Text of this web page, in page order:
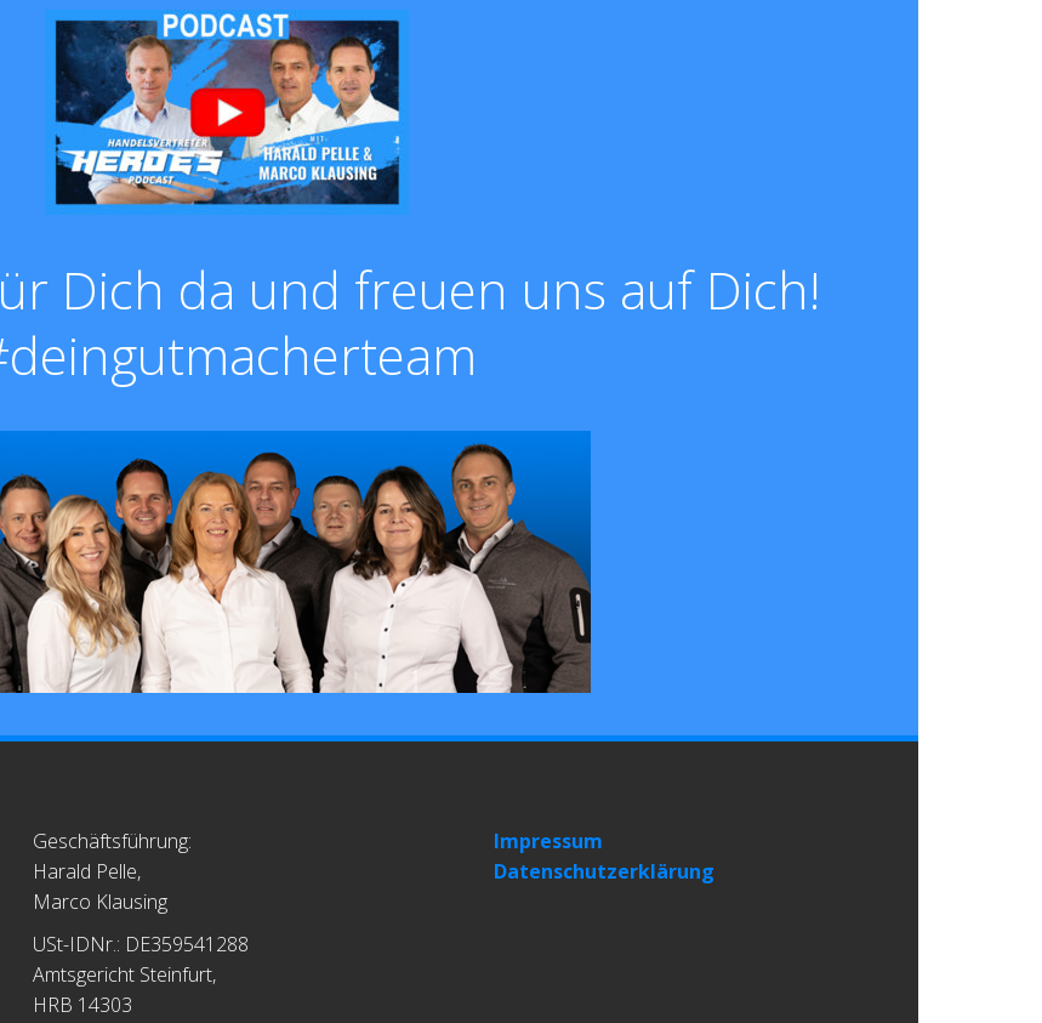
Dich da und freuen uns auf Dich!
Geschäftsführung:
Harald Pelle,
Marco Klausing
USt-IDNr.: DE359541288
Amtsgericht Steinfurt,
HRB 14303
Impressum
Datenschutzerklärung